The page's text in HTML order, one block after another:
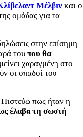
Μέλβιν και ο
ομάδας για τα
στην επίσημη
του που θα
χαραγμένη στο
οι οπαδοί του
Πιστεύω πως ήταν η
έλαβα τη σωστή